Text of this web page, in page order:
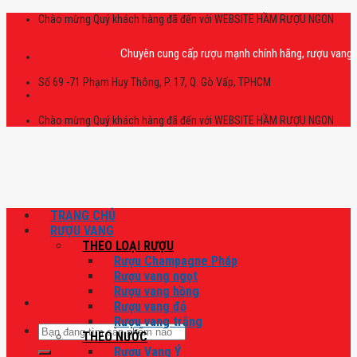
Skip
Chào mừng Quý khách hàng đã đến với WEBSITE HẦM RƯỢU NGON
Chuyên cung cấp rượu mạnh chính hãng, rượu vang
Số 69 -71 Phạm Huy Thông, P. 17, Q. Gò Vấp, TPHCM
Chào mừng Quý khách hàng đã đến với WEBSITE HẦM RƯỢU NGON
Tìm
kiếm:
TRANG CHỦ
RƯỢU VANG
THEO LOẠI RƯỢU
Rượu Champagne Pháp
Rượu vang ngọt
Rượu vang hồng
Rượu vang đỏ
Rượu vang trắng
THEO NƯỚC
Rượu Vang Ý